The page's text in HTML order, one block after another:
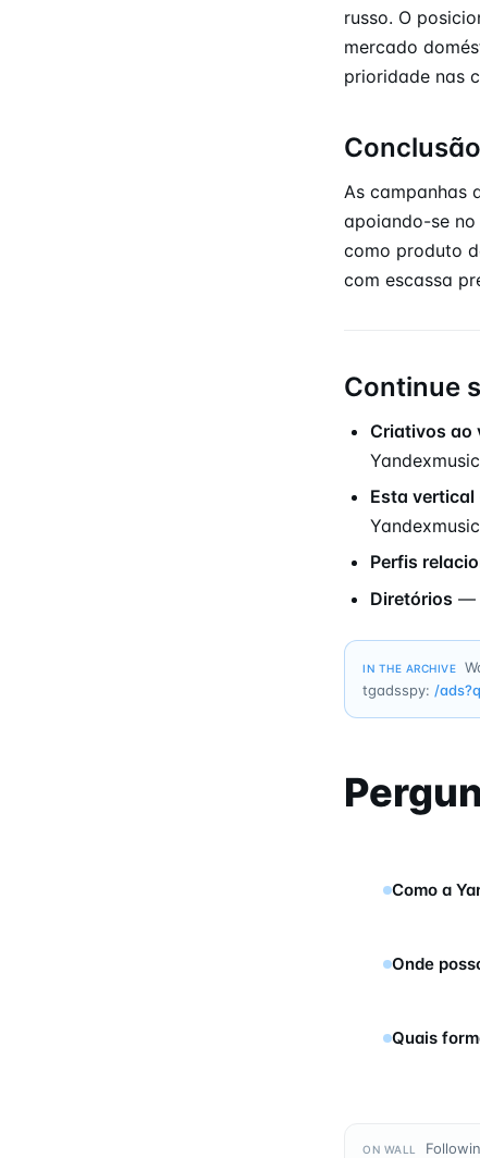
russo. O
mercado
prioridade nas
Conclusão
As campanhas
apoiando-se
como produto
com escassa
Continue
Criativos ao
Esta vertical
Perfis
Diretórios —
IN THE ARCHIVE
tgadsspy: /
Como a
Onde
Quais
ON WALL